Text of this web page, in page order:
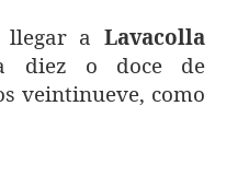
llegar a Lavacolla
diez o doce de
veintinueve, como